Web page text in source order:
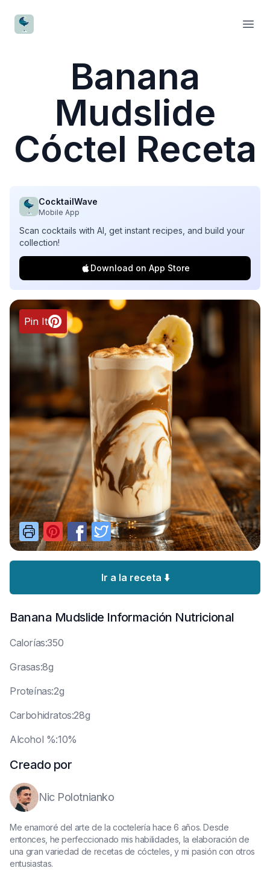
CocktailWave
Banana
Mudslide
Cóctel Receta
CocktailWave
Mobile App
Scan cocktails with AI, get instant recipes, and build your
collection!
Download on App Store
Pin It
Ir a la receta ⬇️
Banana Mudslide Información Nutricional
Calorías:350
Grasas:8g
Proteínas:2g
Carbohidratos:28g
Alcohol %:10%
Creado por
Nic Polotnianko
Me enamoré del arte de la coctelería hace 6 años. Desde
entonces, he perfeccionado mis habilidades, la elaboración de
una gran variedad de recetas de cócteles, y mi pasión con otros
entusiastas.